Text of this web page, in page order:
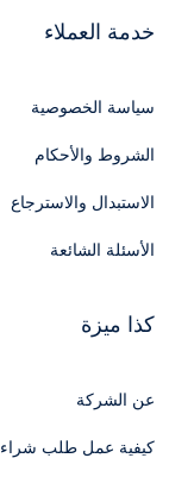
خدمة العملاء
سياسة الخصوصية
الشروط والأحكام
الاستبدال والاسترجاع
الأسئلة الشائعة
كذا ميزة
عن الشركة
كيفية عمل طلب شراء